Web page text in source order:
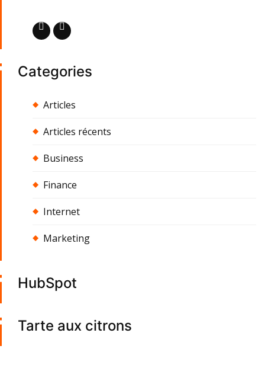
Categories
Articles
Articles récents
Business
Finance
Internet
Marketing
HubSpot
Tarte aux citrons